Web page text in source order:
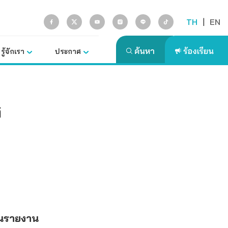
TH | EN
รู้จักเรา ประกาศ
ายงาน